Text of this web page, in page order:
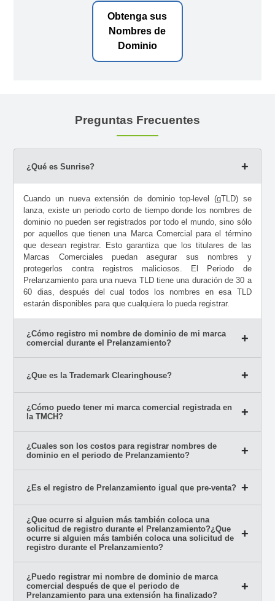
Obtenga sus
Nombres de
Dominio
Preguntas Frecuentes
¿Qué es Sunrise?
Cuando un nueva extensión de dominio top-level (gTLD) se
lanza, existe un periodo corto de tiempo donde los nombres de
dominio no pueden ser registrados por todo el mundo, sino sólo
por aquellos que tienen una Marca Comercial para el término
que desean registrar. Esto garantiza que los titulares de las
Marcas Comerciales puedan asegurar sus nombres y
protegerlos contra registros maliciosos. El Periodo de
Prelanzamiento para una nueva TLD tiene una duración de 30 a
60 dias, después del cual todos los nombres en esa TLD
estarán disponibles para que cualquiera lo pueda registrar.
¿Cómo registro mi nombre de dominio de mi marca
comercial durante el Prelanzamiento?
¿Que es la Trademark Clearinghouse?
¿Cómo puedo tener mi marca comercial registrada en
la TMCH?
¿Cuales son los costos para registrar nombres de
dominio en el periodo de Prelanzamiento?
¿Es el registro de Prelanzamiento igual que pre-venta?
¿Que ocurre si alguien más también coloca una
solicitud de registro durante el Prelanzamiento?¿Que
ocurre si alguien más también coloca una solicitud de
registro durante el Prelanzamiento?
¿Puedo registrar mi nombre de dominio de marca
comercial después de que el periodo de
Prelanzamiento para una extensión ha finalizado?